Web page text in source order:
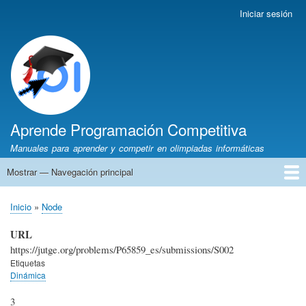
cuenta
de
usuario
Iniciar sesión
Aprende Programación Competitiva
Manuales para aprender y competir en olimpiadas informáticas
Navegación
Mostrar — Navegación principal
Inicio
Python
C++
Algoritmia
Olimpiadas
Autores
Recomendaciones
Sobrescribir
enlaces
de
ayuda
a
Inicio Node
URL
https://jutge.org/problems/P65859_es/submissions/S002
Etiquetas
Dinámica
3